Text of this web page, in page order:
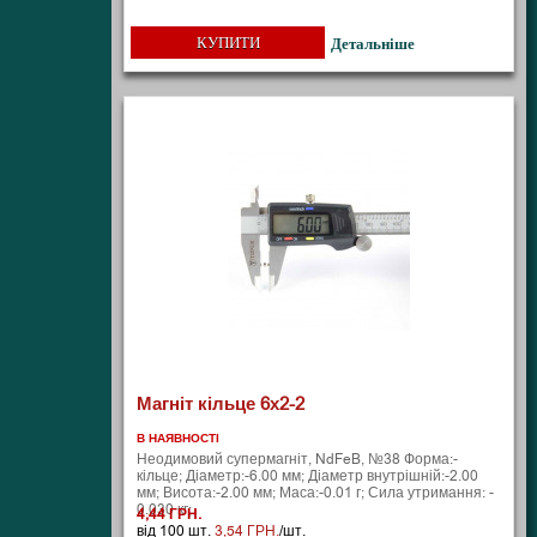
КУПИТИ Детальніше
Магніт кільце 6х2-2
В НАЯВНОСТІ
Неодимовий супермагніт, NdFeB, №38 Форма:-
кільце; Діаметр:-6.00 мм; Діаметр внутрішній:-2.00
мм; Висота:-2.00 мм; Маса:-0.01 г; Сила утримання: -
0.030 кг;
4,44 ГРН.
від 100 шт.3,54 ГРН./шт.